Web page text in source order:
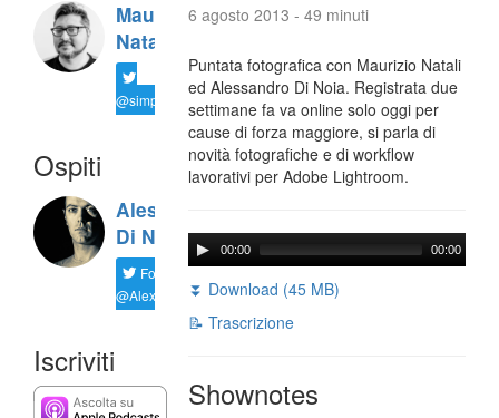
Maurizio
Natali
@simplemal
Ospiti
Alessandro
Di Noia
Follow
@AlexD75
Iscriviti
6 agosto 2013 - 49 minuti
Puntata fotografica con Maurizio Natali
ed Alessandro Di Noia. Registrata due
settimane fa va online solo oggi per
cause di forza maggiore, si parla di
novità fotografiche e di workflow
lavorativi per Adobe Lightroom.
00:00 00:00
⏬ Download (45 MB)
📝 Trascrizione
Shownotes